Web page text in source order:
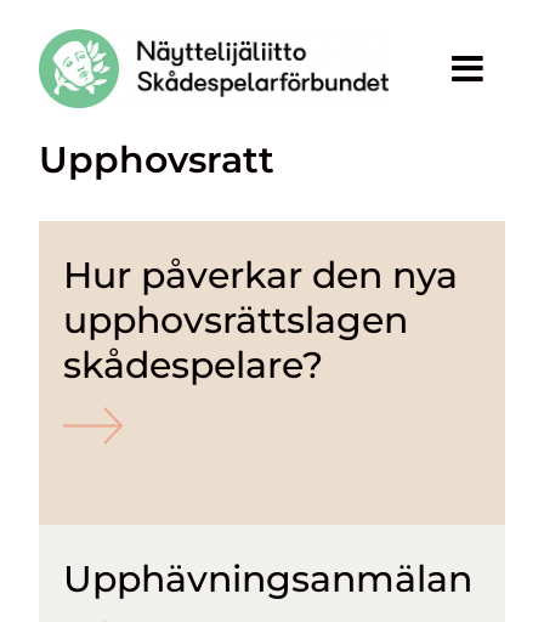
Siirry sivun sisältöön
Upphovsratt
Hur påverkar den nya
upphovsrättslagen
skådespelare?
Upphävningsanmälan